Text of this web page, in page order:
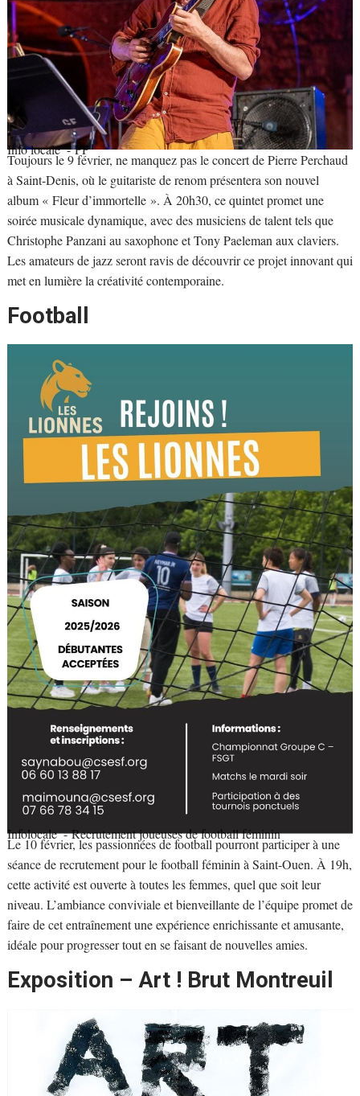
Info locale- PP
Toujours le 9 février, ne manquez pas le concert de Pierre Perchaud
à Saint-Denis, où le guitariste de renom présentera son nouvel
album « Fleur d’immortelle ». À 20h30, ce quintet promet une
soirée musicale dynamique, avec des musiciens de talent tels que
Christophe Panzani au saxophone et Tony Paeleman aux claviers.
Les amateurs de jazz seront ravis de découvrir ce projet innovant qui
met en lumière la créativité contemporaine.
Football
Infolocale- Recrutement joueuses de football féminin
Le 10 février, les passionnées de football pourront participer à une
séance de recrutement pour le football féminin à Saint-Ouen. À 19h,
cette activité est ouverte à toutes les femmes, quel que soit leur
niveau. L’ambiance conviviale et bienveillante de l’équipe promet de
faire de cet entraînement une expérience enrichissante et amusante,
idéale pour progresser tout en se faisant de nouvelles amies.
Exposition – Art ! Brut Montreuil